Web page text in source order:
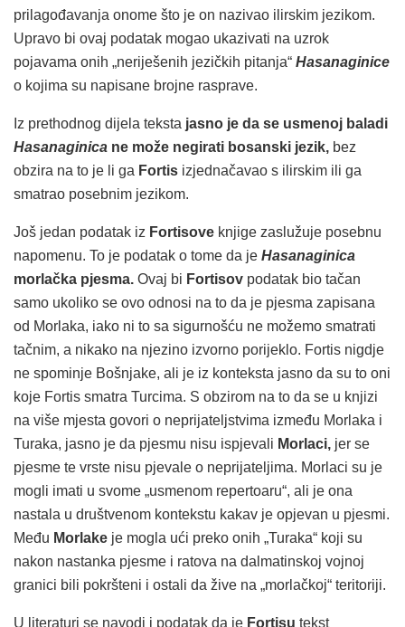
prilagođavanja onome što je on nazivao ilirskim jezikom.
Upravo bi ovaj podatak mogao ukazivati na uzrok
pojavama onih „neriješenih jezičkih pitanja“ Hasanaginice
o kojima su napisane brojne rasprave.
Iz prethodnog dijela teksta jasno je da se usmenoj baladi
Hasanaginica ne može negirati bosanski jezik, bez
obzira na to je li ga Fortis izjednačavao s ilirskim ili ga
smatrao posebnim jezikom.
Još jedan podatak iz Fortisove knjige zaslužuje posebnu
napomenu. To je podatak o tome da je Hasanaginica
morlačka pjesma. Ovaj bi Fortisov podatak bio tačan
samo ukoliko se ovo odnosi na to da je pjesma zapisana
od Morlaka, iako ni to sa sigurnošću ne možemo smatrati
tačnim, a nikako na njezino izvorno porijeklo. Fortis nigdje
ne spominje Bošnjake, ali je iz konteksta jasno da su to oni
koje Fortis smatra Turcima. S obzirom na to da se u knjizi
na više mjesta govori o neprijateljstvima između Morlaka i
Turaka, jasno je da pjesmu nisu ispjevali Morlaci, jer se
pjesme te vrste nisu pjevale o neprijateljima. Morlaci su je
mogli imati u svome „usmenom repertoaru“, ali je ona
nastala u društvenom kontekstu kakav je opjevan u pjesmi.
Među Morlake je mogla ući preko onih „Turaka“ koji su
nakon nastanka pjesme i ratova na dalmatinskoj vojnoj
granici bili pokršteni i ostali da žive na „morlačkoj“ teritoriji.
U literaturi se navodi i podatak da je Fortisu tekst